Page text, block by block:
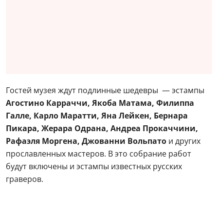
Гостей музея ждут подлинные шедевры — эстампы
Агостино Карраччи, Якоба Матама, Филиппа
Галле, Карло Маратти, Яна Лейкен, Бернара
Пикара, Жерара Одрана, Андреа Прокаччини,
Рафаэля Моргена, Джованни Вольпато и других
прославленных мастеров. В это собрание работ
будут включены и эстампы известных русских
граверов.